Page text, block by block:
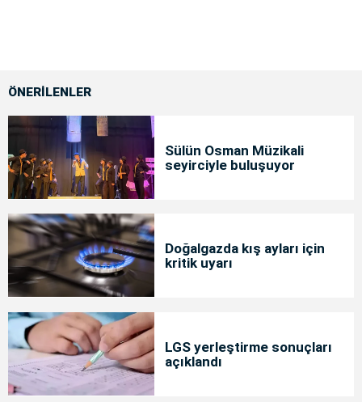
ÖNERİLENLER
Sülün Osman Müzikali
seyirciyle buluşuyor
Doğalgazda kış ayları için
kritik uyarı
LGS yerleştirme sonuçları
açıklandı